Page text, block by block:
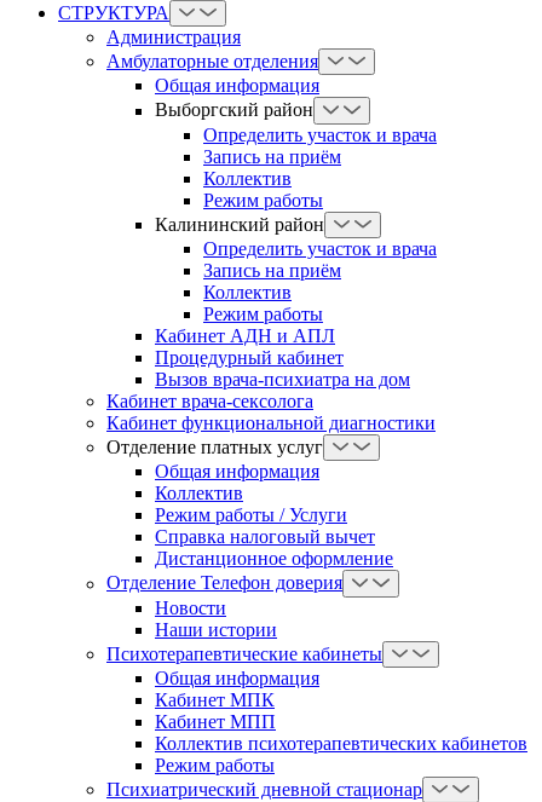
СТРУКТУРА
Администрация
Амбулаторные отделения
Общая информация
Выборгский район
Определить участок и врача
Запись на приём
Коллектив
Режим работы
Калининский район
Определить участок и врача
Запись на приём
Коллектив
Режим работы
Кабинет АДН и АПЛ
Процедурный кабинет
Вызов врача-психиатра на дом
Кабинет врача-сексолога
Кабинет функциональной диагностики
Отделение платных услуг
Общая информация
Коллектив
Режим работы / Услуги
Справка налоговый вычет
Дистанционное оформление
Отделение Телефон доверия
Новости
Наши истории
Психотерапевтические кабинеты
Общая информация
Кабинет МПК
Кабинет МПП
Коллектив психотерапевтических кабинетов
Режим работы
Психиатрический дневной стационар